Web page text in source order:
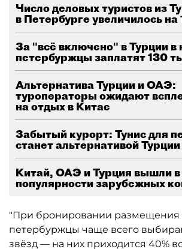
Число деловых туристов из
в Петербурге увеличилось на
За "всё включено" в Турции в
петербуржцы заплатят 130
Альтернатива Турции и ОАЭ:
туроператоры ожидают
на отдых в Китае
Забытый курорт: Тунис для
станет альтернативой
Китай, ОАЭ и Турция вышли
популярности зарубежных
"При бронировании размещения
петербуржцы чаще всего
звёзд — на них приходится 40%